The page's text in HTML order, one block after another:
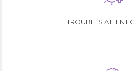
TROUBLES